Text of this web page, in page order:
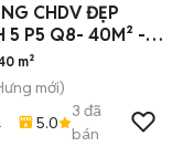
CHDV ĐẸP
5 P5 Q8- 40M² -
m²
mới)
5.0
3 đã
bán